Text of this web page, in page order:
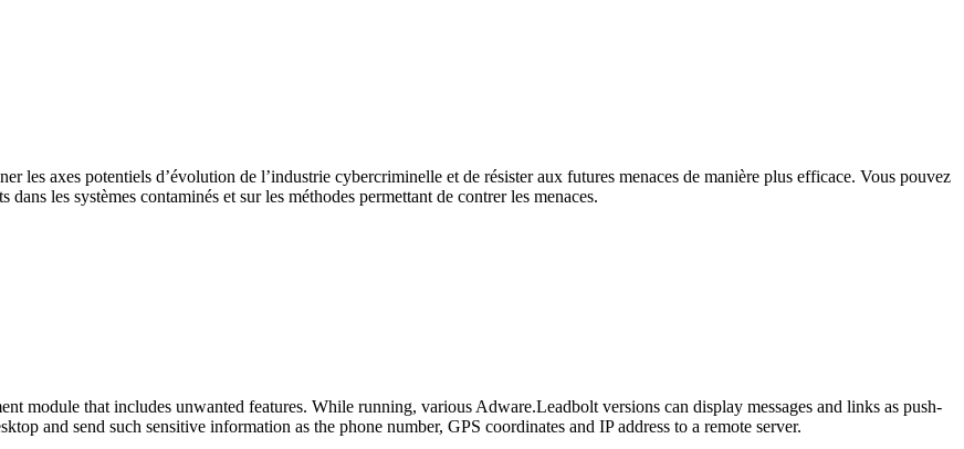
les axes potentiels d’évolution de l’industrie cybercriminelle et de résister aux futures menaces de manière plus efficace. Vous pouvez
les systèmes contaminés et sur les méthodes permettant de contrer les menaces.
module that includes unwanted features. While running, various Adware.Leadbolt versions can display messages and links as push-
and send such sensitive information as the phone number, GPS coordinates and IP address to a remote server.